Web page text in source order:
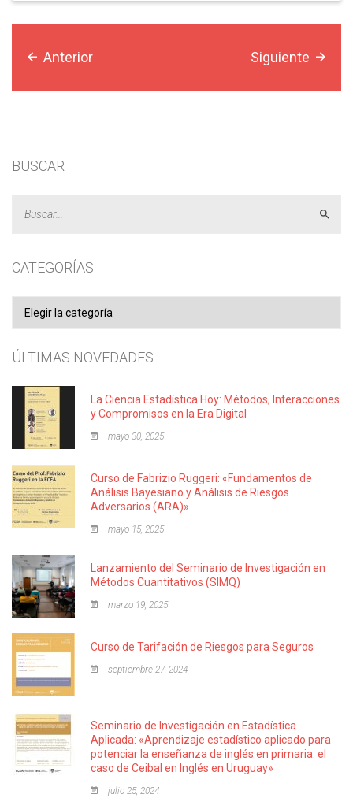
Anterior Siguiente
BUSCAR
CATEGORÍAS
Categorías
ÚLTIMAS NOVEDADES
La Ciencia Estadística Hoy: Métodos, Interacciones
y Compromisos en la Era Digital
mayo 30, 2025
Curso de Fabrizio Ruggeri: «Fundamentos de
Análisis Bayesiano y Análisis de Riesgos
Adversarios (ARA)»
mayo 15, 2025
Lanzamiento del Seminario de Investigación en
Métodos Cuantitativos (SIMQ)
marzo 19, 2025
Curso de Tarifación de Riesgos para Seguros
septiembre 27, 2024
Seminario de Investigación en Estadística
Aplicada: «Aprendizaje estadístico aplicado para
potenciar la enseñanza de inglés en primaria: el
caso de Ceibal en Inglés en Uruguay»
julio 25, 2024